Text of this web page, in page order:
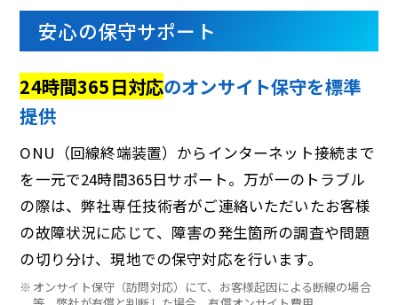
安心の保守サポート
24時間365日対応のオンサイト保守を標準
提供
ONU（回線終端装置）からインターネット接続まで
を一元で24時間365日サポート。万が一のトラブル
の際は、弊社専任技術者がご連絡いただいたお客様
の故障状況に応じて、障害の発生箇所の調査や問題
の切り分け、現地での保守対応を行います。
※ オンサイト保守（訪問対応）にて、お客様起因による断線の場合